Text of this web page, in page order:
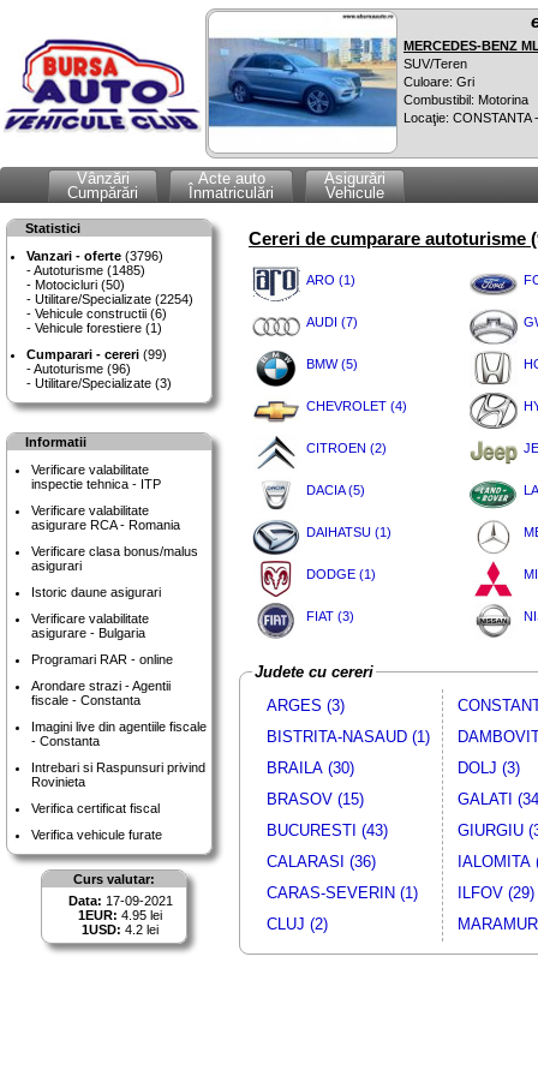
MERCEDES-BENZ
SUV/Teren
Culoare: Gri
Combustibil: Motorina
Locaţie: CONSTANTA
Vânzări
Cumpărări
Acte auto
Înmatriculări
Asigurări
Vehicule
Statistici
Vanzari - oferte (3796)
Autoturisme (1485)
Motocicluri (50)
Utilitare/Specializate (2254)
Vehicule constructii (6)
Vehicule forestiere (1)
Cumparari - cereri (99)
Autoturisme (96)
Utilitare/Specializate (3)
Informatii
Verificare valabilitate
inspectie tehnica - ITP
Verificare valabilitate
asigurare RCA - Romania
Verificare clasa bonus/malus
asigurari
Istoric daune asigurari
Verificare valabilitate
asigurare - Bulgaria
Programari RAR - online
Arondare strazi - Agentii
fiscale - Constanta
Imagini live din agentiile fiscale
- Constanta
Intrebari si Raspunsuri privind
Rovinieta
Verifica certificat fiscal
Verifica vehicule furate
Curs valutar:
Data: 17-09-2021
1EUR: 4.95 lei
1USD: 4.2 lei
Cereri de cumparare autoturisme
ARO (1)
AUDI (7)
BMW (5)
CHEVROLET (4)
CITROEN (2)
DACIA (5)
DAIHATSU (1)
DODGE (1)
FIAT (3)
Judete cu cereri
ARGES (3)
BISTRITA-NASAUD (1)
BRAILA (30)
BRASOV (15)
BUCURESTI (43)
CALARASI (36)
CARAS-SEVERIN (1)
CLUJ (2)
DOLJ (3)
GALATI
GIURGIU
IALOMITA
ILFOV (29)